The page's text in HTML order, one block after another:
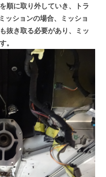
順に取り外していき、トラ
ッションの場合、ミッショ
抜き取る必要があり、ミッ
。